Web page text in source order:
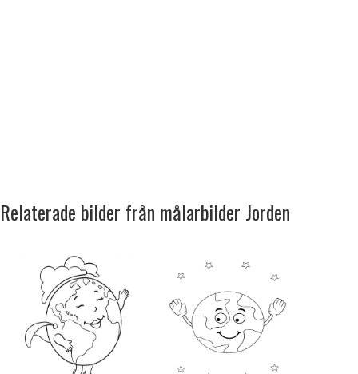
Relaterade bilder från målarbilder Jorden